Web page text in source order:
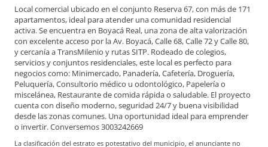
Local comercial ubicado en el conjunto Reserva 67, con más de 171
apartamentos, ideal para atender una comunidad residencial
activa. Se encuentra en Boyacá Real, una zona de alta valorización
con excelente acceso por la Av. Boyacá, Calle 68, Calle 72 y Calle 80,
y cercanía a TransMilenio y rutas SITP. Rodeado de colegios,
servicios y conjuntos residenciales, este local es perfecto para
negocios como: Minimercado, Panadería, Cafetería, Droguería,
Peluquería, Consultorio médico u odontológico, Papelería o
miscelánea, Restaurante de comida rápida o saludable. El proyecto
cuenta con diseño moderno, seguridad 24/7 y buena visibilidad
desde las zonas comunes. Una oportunidad ideal para emprender
o invertir. Conversemos 3003242669
La clasificación del estrato es potestativo del municipio, el anunciante no